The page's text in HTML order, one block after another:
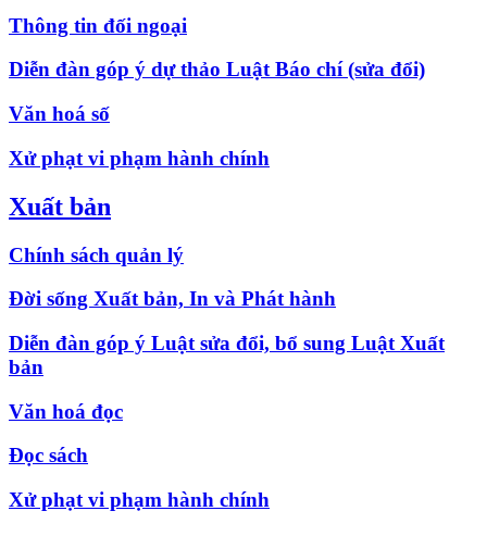
Thông tin đối ngoại
Diễn đàn góp ý dự thảo Luật Báo chí (sửa đổi)
Văn hoá số
Xử phạt vi phạm hành chính
Xuất bản
Chính sách quản lý
Đời sống Xuất bản, In và Phát hành
Diễn đàn góp ý Luật sửa đổi, bổ sung Luật Xuất
bản
Văn hoá đọc
Đọc sách
Xử phạt vi phạm hành chính